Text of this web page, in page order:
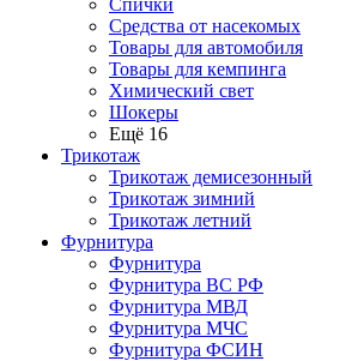
Спички
Средства от насекомых
Товары для автомобиля
Товары для кемпинга
Химический свет
Шокеры
Ещё 16
Трикотаж
Трикотаж демисезонный
Трикотаж зимний
Трикотаж летний
Фурнитура
Фурнитура
Фурнитура ВС РФ
Фурнитура МВД
Фурнитура МЧС
Фурнитура ФСИН